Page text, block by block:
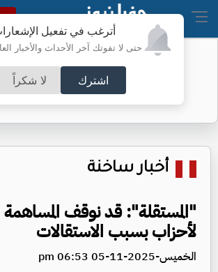
أترغب في تفعيل
حتى لا تفوتك آخر الأحداث والأخبار
اشترك لا شكراً
أخبار ساخنة
"المستقلة": قد نوقف المساهمة
لأحزاب بسبب الاستقالات
الخميس-2025-11-05 06:53 pm